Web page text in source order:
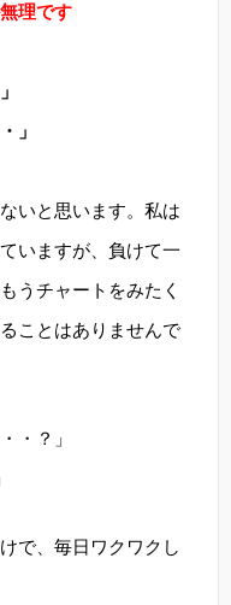
理です
」
いと思います。私は
いますが、負けて一
うチャートをみたく
ことはありませんで
・？」
で、毎日ワクワクし